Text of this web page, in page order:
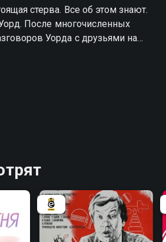
стерва. Все об этом знают.
После многочисленных
Уорда с друзьями на
случайное происшествие,